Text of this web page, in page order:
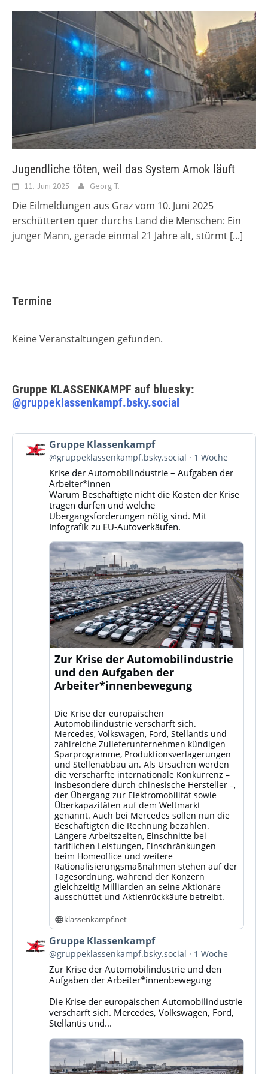
Jugendliche töten, weil das System Amok läuft
11. Juni 2025 Georg T.
Die Eilmeldungen aus Graz vom 10. Juni 2025
erschütterten quer durchs Land die Menschen: Ein
junger Mann, gerade einmal 21 Jahre alt, stürmt [...]
Termine
Keine Veranstaltungen gefunden.
Gruppe KLASSENKAMPF auf bluesky:
@gruppeklassenkampf.bsky.social
Beitrag
von
Gruppe
Klassenkampf
Bluesky
ansehen
Gruppe Klassenkampf
@gruppeklassenkampf.bsky.social 1 Woche
Krise der Automobilindustrie – Aufgaben der
Arbeiter*innen
Warum Beschäftigte nicht die Kosten der Krise
tragen dürfen und welche
Übergangsforderungen nötig sind. Mit
Infografik zu EU-Autoverkäufen.
Zur Krise der Automobilindustrie
und den Aufgaben der
Arbeiter*innenbewegung
Die Krise der europäischen
Automobilindustrie verschärft sich.
Mercedes, Volkswagen, Ford, Stellantis und
zahlreiche Zulieferunternehmen kündigen
Sparprogramme, Produktionsverlagerungen
und Stellenabbau an. Als Ursachen werden
die verschärfte internationale Konkurrenz –
insbesondere durch chinesische Hersteller –,
der Übergang zur Elektromobilität sowie
Überkapazitäten auf dem Weltmarkt
genannt. Auch bei Mercedes sollen nun die
Beschäftigten die Rechnung bezahlen.
Längere Arbeitszeiten, Einschnitte bei
tariflichen Leistungen, Einschränkungen
beim Homeoffice und weitere
Rationalisierungsmaßnahmen stehen auf der
Tagesordnung, während der Konzern
gleichzeitig Milliarden an seine Aktionäre
ausschüttet und Aktienrückkäufe betreibt.
klassenkampf.net
Beitrag
von
Gruppe
Klassenkampf
Bluesky
ansehen
Gruppe Klassenkampf
@gruppeklassenkampf.bsky.social 1 Woche
Zur Krise der Automobilindustrie und den
Aufgaben der Arbeiter*innenbewegung
Die Krise der europäischen Automobilindustrie
verschärft sich. Mercedes, Volkswagen, Ford,
Stellantis und...